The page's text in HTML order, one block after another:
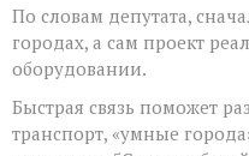
По словам депутата,
городах, а сам проект
оборудовании.
Быстрая связь поможет
транспорт, «умные